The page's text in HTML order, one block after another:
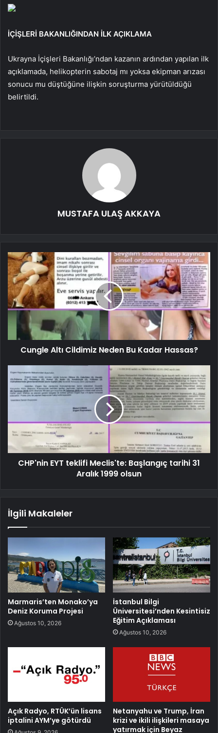
İÇİŞLERİ BAKANLIĞINDAN İLK AÇIKLAMA
Ukrayna İçişleri Bakanlığı’ndan kazanın ardından yapılan ilk
açıklamada, helikopterin sabotaj mı yoksa ekipman arızası
sonucu mu düştüğüne ilişkin soruşturma yürütüldüğü
belirtildi.
MUSTAFA ULAŞ AKKAYA
Cungle Altı Cildimiz Neden Bu Kadar Hassas?
CHP'nin EYT teklifi Meclis'te: Başlangıç ​​tarihi 31
Aralık 1999 olsun
İlgili Makaleler
Marmaris’ten Monako’ya
Deniz Koruma Projesi
Ağustos 10, 2026
İstanbul Bilgi
Üniversitesi’nden Kesintisiz
Eğitim Açıklaması
Ağustos 10, 2026
Açık Radyo, RTÜK’ün lisans
iptalini AYM’ye götürdü
Netanyahu ve Trump, İran
krizi ve ikili ilişkileri masaya
yatırmak için Beyaz